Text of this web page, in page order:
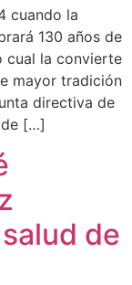
cuando la
130 años de
cual la convierte
mayor tradición
directiva de
de […]
de